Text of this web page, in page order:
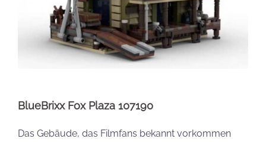
BlueBrixx Fox Plaza 107190
Das Gebäude, das Filmfans bekannt vorkommen